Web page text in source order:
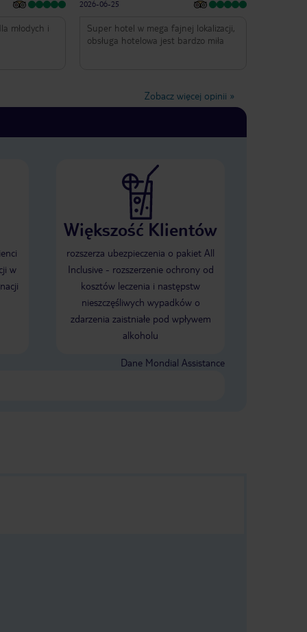
młodych i
2026-06-25
Super hotel w mega fajnej lokalizacji,
obsługa hotelowa jest bardzo miła
Zobacz więcej opinii »
w
Większość Klientów
rozszerza ubezpieczenia o pakiet All
Inclusive - rozszerzenie ochrony od
kosztów leczenia i następstw
nieszczęśliwych wypadków o
zdarzenia zaistniałe pod wpływem
alkoholu
Dane Mondial Assistance